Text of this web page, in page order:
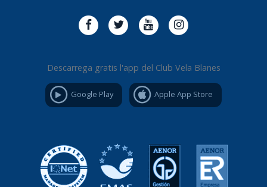
Descarrega gratis l'app del Club Vela Blanes
Google Play Apple App Store